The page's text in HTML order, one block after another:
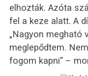
elhozták. Azóta
fel a keze alatt. A
„Nagyon megható
meglepődtem.
fogom kapni” –